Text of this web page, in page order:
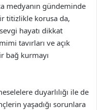
medyanın gündeminde
titizlikle korusa da,
hayatı dikkat
tavırları ve açık
bağ kurmayı
duyarlılığı ile de
yaşadığı sorunlara